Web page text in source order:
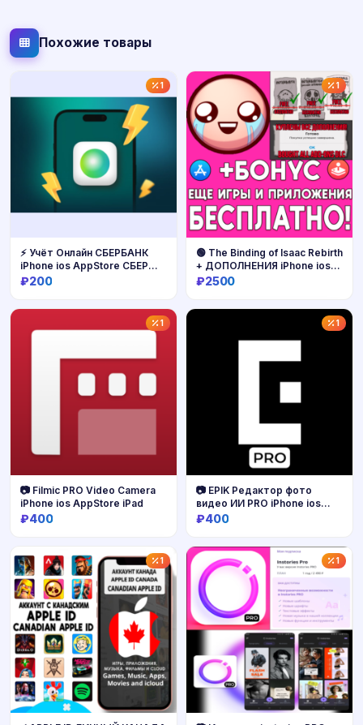
Похожие товары
1
⚡️ Учёт Онлайн СБЕРБАНК
iPhone ios AppStore СБЕР
(ПК!)
₽200
1
🟢 The Binding of Isaac Rebirth
+ ДОПОЛНЕНИЯ iPhone ios
AppStore iPad MAC MACOS
₽2500
1
Купить
📷 Filmic PRO Video Camera
iPhone ios AppStore iPad
₽400
1
Купить
📷 EPIK Редактор фото
видео ИИ PRO iPhone ios
AppStore
₽400
1 1